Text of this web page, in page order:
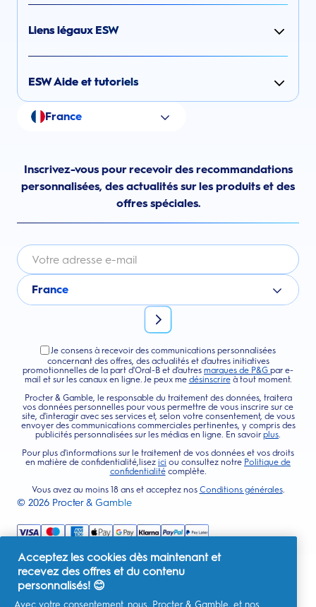
Liens légaux ESW
ESW Aide et tutoriels
France
Inscrivez-vous pour recevoir des recommandations
personnalisées, des actualités sur les produits et des
offres spéciales.
France
Je consens à recevoir des communications personnalisées
concernant des offres, des actualités et d'autres initiatives
promotionnelles de la part d'Oral-B et d'autres marques de P&G par e-
mail et sur les canaux en ligne. Je peux me désinscrireà tout moment.
Procter & Gamble, le responsable du traitement des données, traitera
vos données personnelles pour vous permettre de vous inscrire sur ce
site, d'interagir avec ses services et, selon votre consentement, de vous
envoyer des communications commerciales pertinentes, y compris des
publicités personnalisées sur les médias en ligne. En savoir plus.
Pour plus d'informations sur le traitement de vos données et vos droits
en matière de confidentialité,lisez ici ou consultez notre Politique de
confidentialitécomplète.
Vous avez au moins 18 ans et acceptez nos Conditions générales.
© 2026 Procter & Gamble
Acceptez les cookies dès maintenant et
recevez des offres et du contenu
personnalisés! 😊
Avec votre consentement, nous, Procter & Gamble, et nos